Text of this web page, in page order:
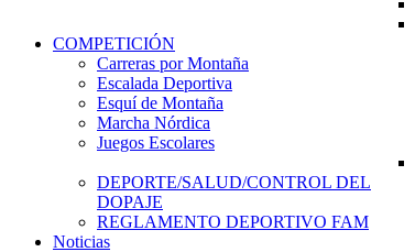
COMPETICIÓN
Carreras por Montaña
Escalada Deportiva
Esquí de Montaña
Marcha Nórdica
Juegos Escolares
DEPORTE/SALUD/CONTROL DEL
DOPAJE
REGLAMENTO DEPORTIVO FAM
Noticias